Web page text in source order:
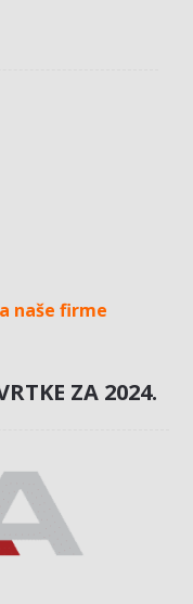
naše firme
ZA 2024.